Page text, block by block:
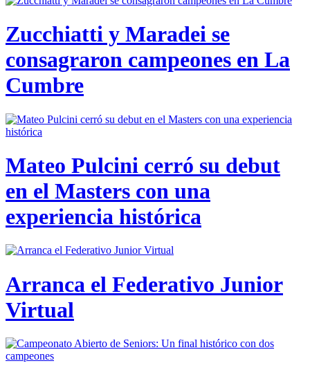
Zucchiatti y Maradei se
consagraron campeones en La
Cumbre
Mateo Pulcini cerró su debut
en el Masters con una
experiencia histórica
Arranca el Federativo Junior
Virtual